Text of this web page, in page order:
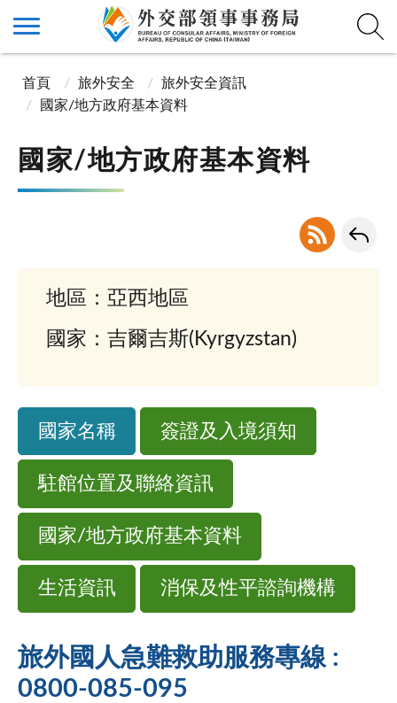
首頁 旅外安全
旅外安全資訊
國家/地方政府基本資料
國家/地方政府基本資料
地區：亞西地區
國家：吉爾吉斯(Kyrgyzstan)
國家名稱 簽證及入境須知
駐館位置及聯絡資訊
國家/地方政府基本資料
生活資訊 消保及性平諮詢機構
旅外國人急難救助服務專線 :
0800-085-095